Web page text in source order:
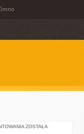
POZNAWAJ
ZOSTAŁA